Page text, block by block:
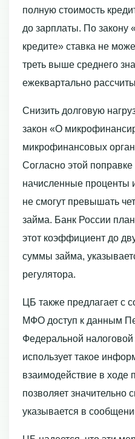
полную стоимость
до зарплаты. По закону
кредите» ставка не
треть выше среднего
ежеквартально
Снизить долговую
закон «О
микрофинансовых
Согласно этой
начисленные проценты
не смогут превышать
займа. Банк России
этот коэффициент до
суммы займа,
регулятора.
ЦБ также предлагает с
МФО доступ к данным
Федеральной
использует такое
взаимодействие в ходе
позволяет значительно
указывается в